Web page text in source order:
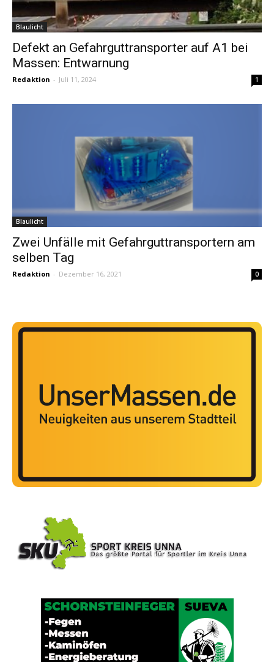
Blaulicht
Defekt an Gefahrguttransporter auf A1 bei
Massen: Entwarnung
Redaktion - Juli 11, 2024 1
Blaulicht
Zwei Unfälle mit Gefahrguttransportern am
selben Tag
Redaktion - Dezember 16, 2021 0